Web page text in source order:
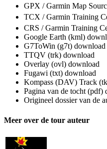
GPX / Garmin Map
TCX / Garmin Training
CRS / Garmin Training
Google Earth (kml)
G7ToWin (g7t) download
TTQV (trk) download
Overlay (ovl) download
Fugawi (txt) download
Kompass (DAV) Track
Pagina van de tocht (pdf)
Origineel dossier van de
Meer over de tour auteur